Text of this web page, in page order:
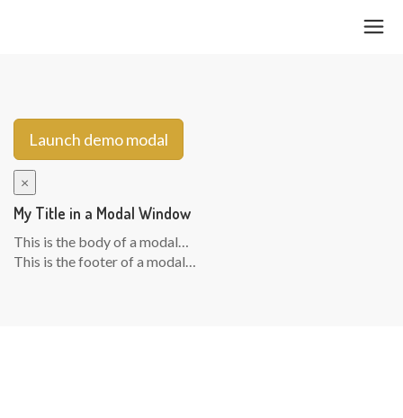
Launch demo modal
×
My Title in a Modal Window
This is the body of a modal…
This is the footer of a modal…